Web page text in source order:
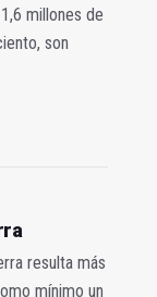
millones de
son
resulta más
mínimo un